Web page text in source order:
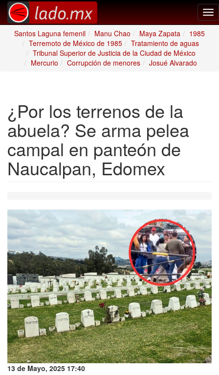
Santos Laguna femenil
Manu Chao Maya Zapata
1985
Terremoto de México de 1985
Tratamiento de aguas
Tribunal Superior de Justicia de la Ciudad de México
Mercurio
Corrupción de menores Josué Alvarado
¿Por los terrenos de la
abuela? Se arma pelea
campal en panteón de
Naucalpan, Edomex
13 de Mayo, 2025 17:40